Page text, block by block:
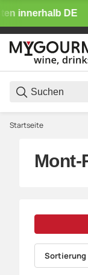
innerhalb DE
Startseite
Mont-
Sortierung